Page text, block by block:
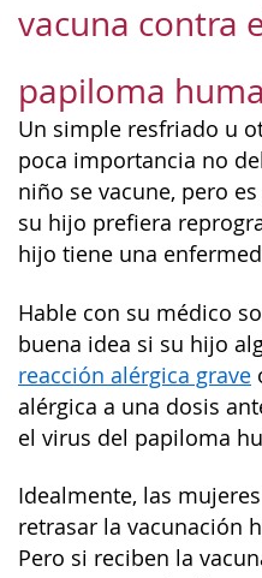
vacuna contra
papiloma
Un simple resfriado u
poca importancia no
niño se vacune, pero
su hijo prefiera
hijo tiene una
Hable con su médico
buena idea si su hijo
reacción alérgica grave
alérgica a una dosis
el virus del papiloma
Idealmente, las
retrasar la vacunación
Pero si reciben la